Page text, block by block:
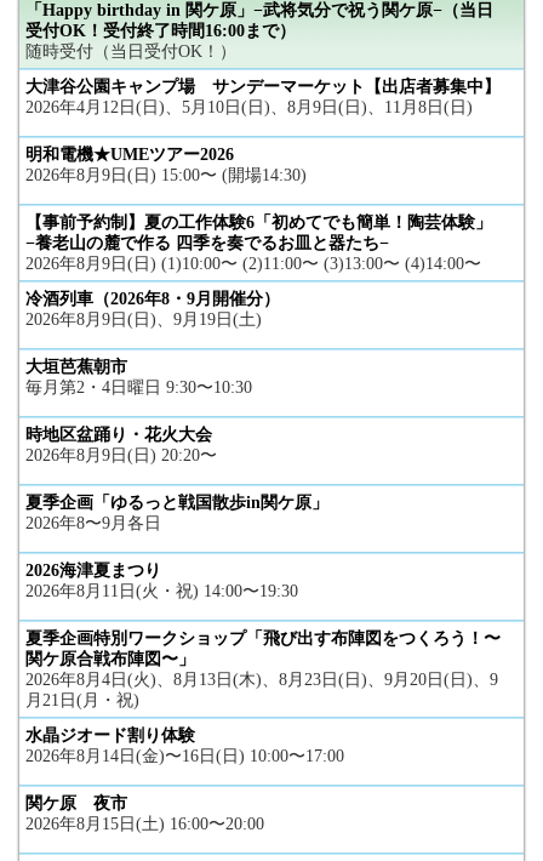
「Happy birthday in 関ケ原」−武将気分で祝う関ケ原−（当日
受付OK！受付終了時間16:00まで）
随時受付（当日受付OK！）
大津谷公園キャンプ場 サンデーマーケット【出店者募集中】
2026年4月12日(日)、5月10日(日)、8月9日(日)、11月8日(日)
明和電機★UMEツアー2026
2026年8月9日(日) 15:00〜 (開場14:30)
【事前予約制】夏の工作体験6「初めてでも簡単！陶芸体験」
−養老山の麓で作る 四季を奏でるお皿と器たち−
2026年8月9日(日) (1)10:00〜 (2)11:00〜 (3)13:00〜 (4)14:00〜
冷酒列車（2026年8・9月開催分）
2026年8月9日(日)、9月19日(土)
大垣芭蕉朝市
毎月第2・4日曜日 9:30〜10:30
時地区盆踊り・花火大会
2026年8月9日(日) 20:20〜
夏季企画「ゆるっと戦国散歩in関ケ原」
2026年8〜9月各日
2026海津夏まつり
2026年8月11日(火・祝) 14:00〜19:30
夏季企画特別ワークショップ「飛び出す布陣図をつくろう！〜
関ケ原合戦布陣図〜」
2026年8月4日(火)、8月13日(木)、8月23日(日)、9月20日(日)、9
月21日(月・祝)
水晶ジオード割り体験
2026年8月14日(金)〜16日(日) 10:00〜17:00
関ケ原 夜市
2026年8月15日(土) 16:00〜20:00